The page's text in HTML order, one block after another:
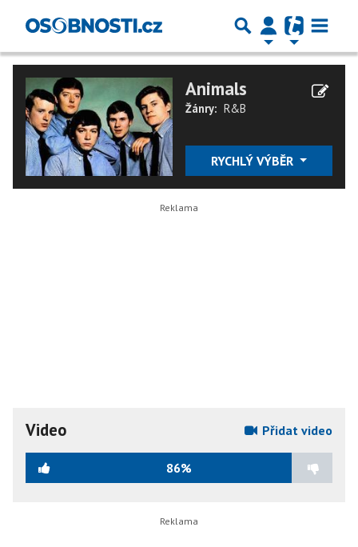
Animals
Žánry: R&B
RYCHLÝ VÝBĚR
Video Přidat video
86%